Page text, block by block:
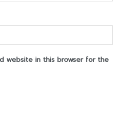
website in this browser for the